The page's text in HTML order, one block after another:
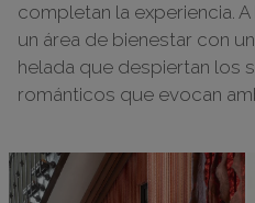
completan la experiencia.
un área de bienestar con
helada que despiertan los
románticos que evocan